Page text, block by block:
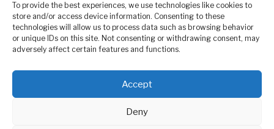
To provide the best experiences, we use technologies like cookies to
store and/or access device information. Consenting to these
technologies will allow us to process data such as browsing behavior
or unique IDs on this site. Not consenting or withdrawing consent, may
adversely affect certain features and functions.
Accept
Deny
Tristesse et attente
Variable complexe